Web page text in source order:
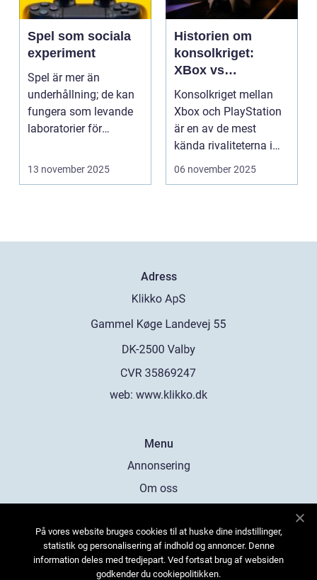
Spel som sociala
experiment
Spel är mer än
underhållning; de kan
fungera som levande
laboratorier för
13 november 2025
Historien om
konsolkriget:
XBox vs
PlayStation
Konsolkriget mellan
Xbox och PlayStation
är en av de mest
kända rivaliteterna i
spelvä...
06 november 2025
Adress
web: www.klikko.dk
Menu
Annonsering
Om oss
Kontakta oss
Sitemap
På vores website bruges cookies til at huske dine indstillinger,
statistik og personalisering af indhold og annoncer. Denne
information deles med tredjepart. Ved fortsat brug af websiden
godkender du cookiepolitikken.